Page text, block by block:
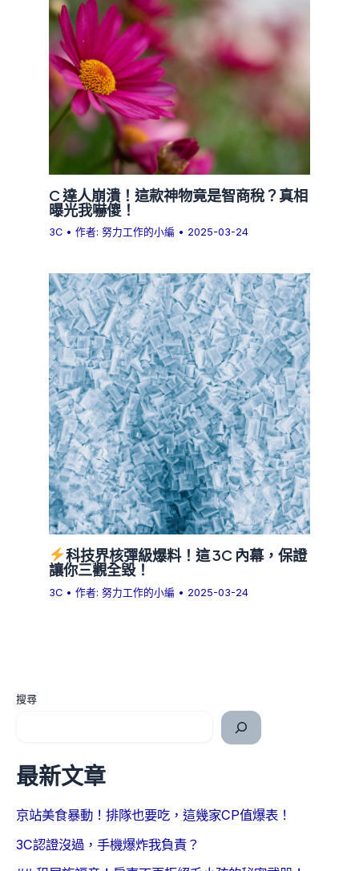
C 達人崩潰！這款神物竟是智商稅？真相
曝光我嚇傻！
3C • 作者:努力工作的小編 • 2025-03-24
科技界核彈級爆料！這 3C 內幕，保證
讓你三觀全毀！
3C • 作者:努力工作的小編 • 2025-03-24
搜尋
最新文章
京站美食暴動！排隊也要吃，這幾家CP值爆表！
3C認證沒過，手機爆炸我負責？